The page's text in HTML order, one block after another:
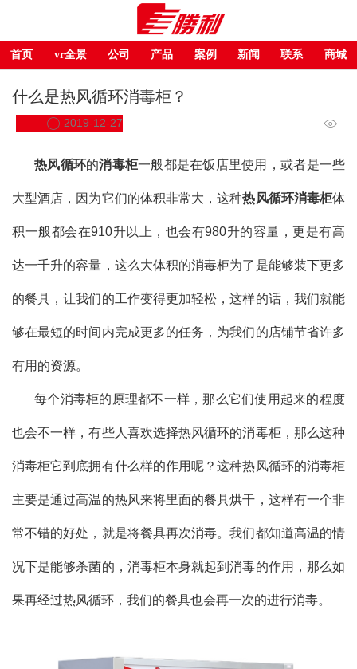
首页 vr全景 公司 产品 案例 新闻 联系 商城
什么是热风循环消毒柜？
2019-12-27
热风循环的消毒柜一般都是在饭店里使用，或者是一些
大型酒店，因为它们的体积非常大，这种热风循环消毒柜体
积一般都会在910升以上，也会有980升的容量，更是有高
达一千升的容量，这么大体积的消毒柜为了是能够装下更多
的餐具，让我们的工作变得更加轻松，这样的话，我们就能
够在最短的时间内完成更多的任务，为我们的店铺节省许多
有用的资源。
每个消毒柜的原理都不一样，那么它们使用起来的程度
也会不一样，有些人喜欢选择热风循环的消毒柜，那么这种
消毒柜它到底拥有什么样的作用呢？这种热风循环的消毒柜
主要是通过高温的热风来将里面的餐具烘干，这样有一个非
常不错的好处，就是将餐具再次消毒。我们都知道高温的情
况下是能够杀菌的，消毒柜本身就起到消毒的作用，那么如
果再经过热风循环，我们的餐具也会再一次的进行消毒。